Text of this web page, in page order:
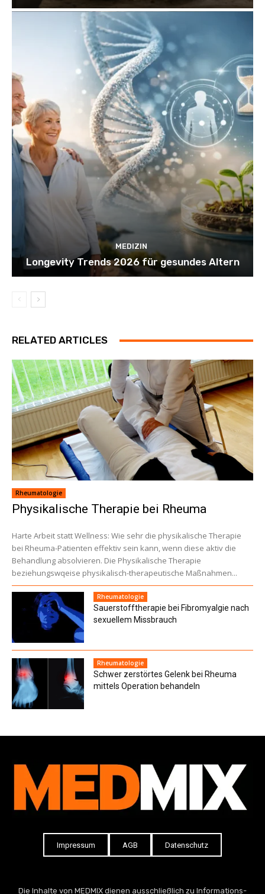
MEDIZIN
Longevity Trends 2026 für gesundes Altern
RELATED ARTICLES
Rheumatologie
Physikalische Therapie bei Rheuma
Harte Arbeit statt Wellness: Wie sehr die physikalische Therapie
bei Rheuma-Patienten effektiv sein kann, wenn diese aktiv die
Behandlung absolvieren. Die Physikalische Therapie
beziehungswqeise physikalisch-therapeutische Maßnahmen...
Rheumatologie
Sauerstofftherapie bei Fibromyalgie nach
sexuellem Missbrauch
Rheumatologie
Schwer zerstörtes Gelenk bei Rheuma
mittels Operation behandeln
Impressum AGB Datenschutz
Die Inhalte von MEDMIX dienen ausschließlich zu Informations-